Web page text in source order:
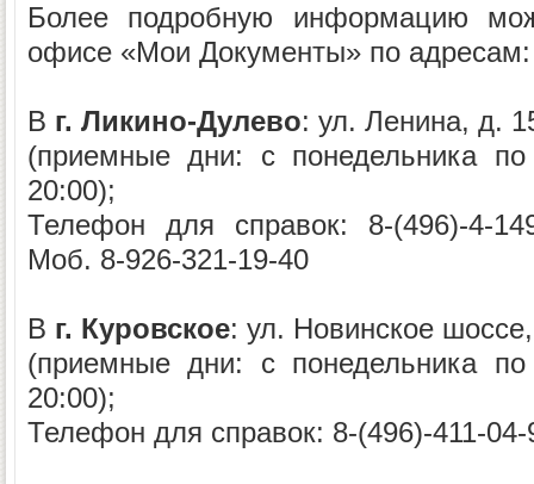
Более подробную информацию
офисе «Мои Документы» по адресам:
В г. Ликино-Дулево: ул. Ленина, д.
(приемные дни: с понедельника
20:00);
Телефон для справок: 8-(496)-4-
Моб. 8-926-321-19-40
В г. Куровское: ул. Новинское
(приемные дни: с понедельника
20:00);
Телефон для справок: 8-(496)-411-